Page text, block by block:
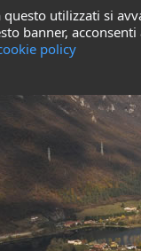
utilizzati si
banner,
policy